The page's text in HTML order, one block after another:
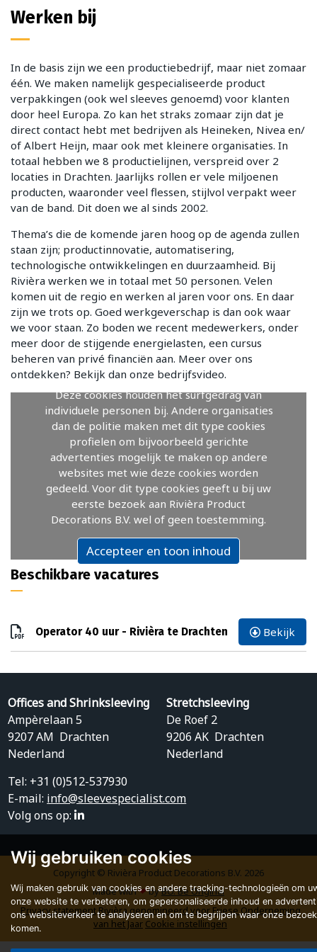
Wij gebruiken cookies
Wij maken gebruik van cookies en andere tracking-technologieën om
onze website te verbeteren, om gepersonaliseerde inhoud en
ons websiteverkeer te analyseren en om te begrijpen waar onze
komen.
Werken bij
In de basis zijn we een productiebedrijf, maar niet zomaar
één. We maken namelijk gespecialiseerde product
verpakkingen (ook wel sleeves genoemd) voor klanten
door heel Europa. Zo kan het straks zomaar zijn dat je
direct contact hebt met bedrijven als Heineken, Nivea en/
of Albert Heijn, maar ook met kleinere organisaties. In
totaal hebben we 8 productielijnen, verspreid over 2
locaties in Drachten. Jaarlijks rollen er vele miljoenen
producten, waaronder veel flessen, stijlvol verpakt weer
van de band. Dit doen we al sinds 2002.
Thema’s die de komende jaren hoog op de agenda zullen
staan zijn; productinnovatie, automatisering,
technologische ontwikkelingen en duurzaamheid. Bij
Rivièra werken we in totaal met 50 personen. Velen
komen uit de regio en werken al jaren voor ons. En daar
zijn we trots op. Goed werkgeverschap is dan ook waar
we voor staan. Zo boden we recent medewerkers, onder
meer door de stijgende energielasten, een cursus
beheren van privé financiën aan. Meer over ons
ontdekken? Bekijk dan onze bedrijfsvideo.
Deze cookies houden het surfgedrag van
individuele personen bij. Andere organisaties
dan de politie maken met dit type cookies
profielen om bijvoorbeeld gerichte
advertenties mogelijk te maken op andere
websites met wie deze cookies worden
gedeeld. Voor dit type cookies geeft u bij uw
eerste bezoek aan Rivièra Product
Decorations B.V. wel of geen toestemming.
Accepteer en toon inhoud
Beschikbare vacatures
Operator 40 uur - Rivièra te Drachten Bekijk
Offices and Shrinksleeving
Ampèrelaan 5
9207 AM Drachten
Nederland
Stretchsleeving
De Roef 2
9206 AK Drachten
Nederland
Tel: +31 (0)512-537930
E-mail: info@sleevespecialist.com
Volg ons op:
Copyright © Rivièra Product Decorations B.V. 2026
Made with❤byBO. Be Original
Privacy statementRivièra genomineerd voor Friese Onderneming
van het Jaar Cookie instellingen